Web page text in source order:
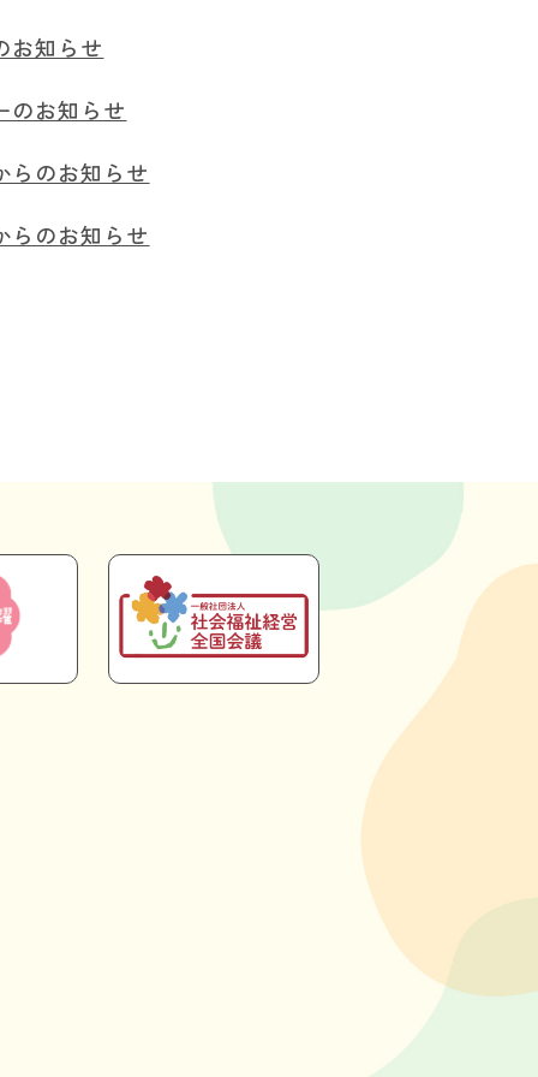
お知らせ
のお知らせ
らのお知らせ
らのお知らせ